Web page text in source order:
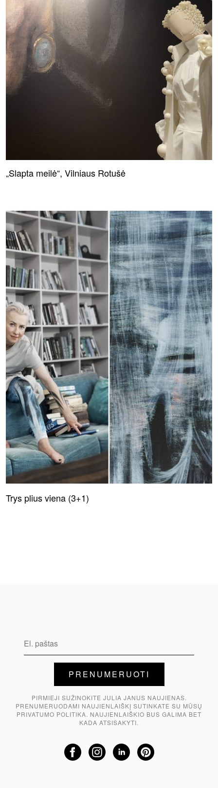
„Slapta meilė“, Vilniaus Rotušė
Trys plius viena (3+1)
PIRMIEJI SUŽINOKITE JULIA JANUS NAUJIENAS.
PRENUMERUODAMI NAUJIENLAIŠKĮ SUTINKATE SU MŪSŲ
PRIVATUMO POLITIKA. NAUJIENLAIŠKIO BUS GALIMA BET
KADA ATSISAKYTI.